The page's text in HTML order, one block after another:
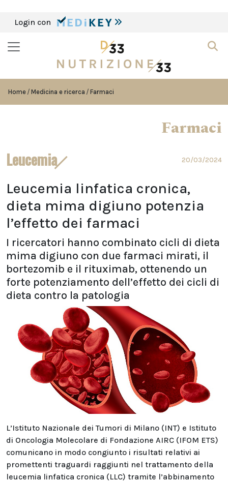
Login con
Home Medicina e ricerca Farmaci
Farmaci
Leucemia 20/03/2024
Leucemia linfatica cronica,
dieta mima digiuno potenzia
l’effetto dei farmaci
I ricercatori hanno combinato cicli di dieta
mima digiuno con due farmaci mirati, il
bortezomib e il rituximab, ottenendo un
forte potenziamento dell’effetto dei cicli di
dieta contro la patologia
L’Istituto Nazionale dei Tumori di Milano (INT) e Istituto
di Oncologia Molecolare di Fondazione AIRC (IFOM ETS)
comunicano in modo congiunto i risultati relativi ai
promettenti traguardi raggiunti nel trattamento della
leucemia linfatica cronica (LLC) tramite l’abbinamento